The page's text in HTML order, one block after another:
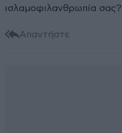
ισλαμοφιλανθρωπία σας?
Απαντήστε